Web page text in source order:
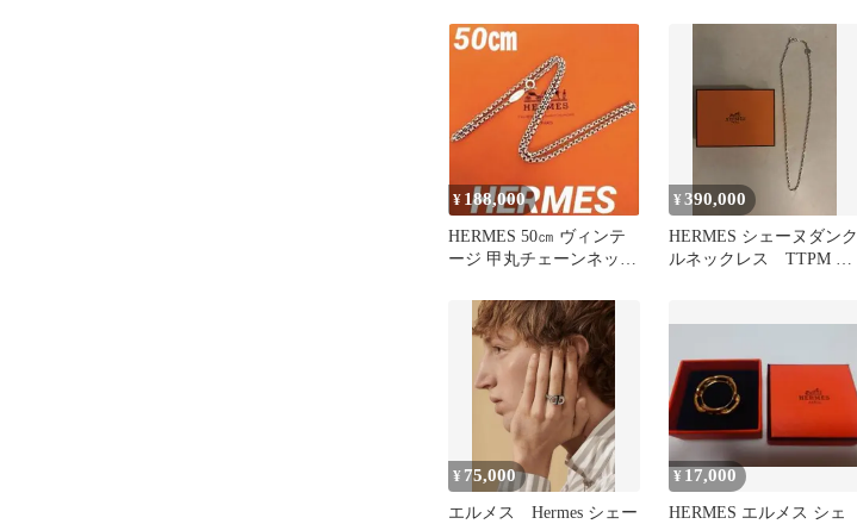
¥ 188,000
HERMES 50㎝ ヴィンテ
ージ 甲丸チェーンネック
¥390,000
HERMES シェーヌダンク
ルネックレス TTPM エ
¥ 75,000
エルメス Hermes シェー
¥ 17,000
HERMES エルメス シェ